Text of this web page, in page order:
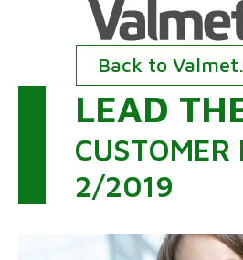
Back to
LEAD
CUSTOMER
2/2019